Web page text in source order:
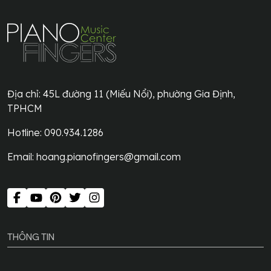
Địa chỉ: 45L đường 11 (Miếu Nổi), phường Gia Định,
TPHCM
Hotline: 090.934.1286
Email: hoang.pianofingers@gmail.com
THÔNG TIN